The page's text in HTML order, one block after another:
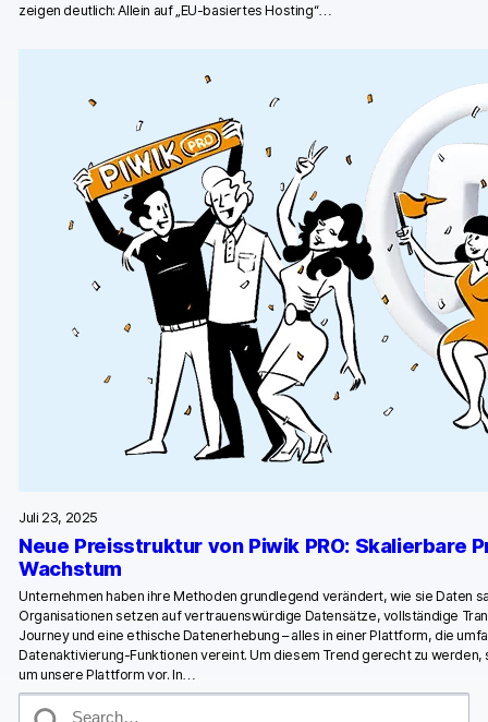
zeigen deutlich: Allein auf „EU-basiertes Hosting“…
Juli 23, 2025
Neue Preisstruktur von Piwik PRO: Skalierbare
Wachstum
Unternehmen haben ihre Methoden grundlegend verändert, wie sie Daten
Organisationen setzen auf vertrauenswürdige Datensätze, vollständige
Journey und eine ethische Datenerhebung – alles in einer Plattform, die
Datenaktivierung-Funktionen vereint. Um diesem Trend gerecht zu
um unsere Plattform vor. In…
S